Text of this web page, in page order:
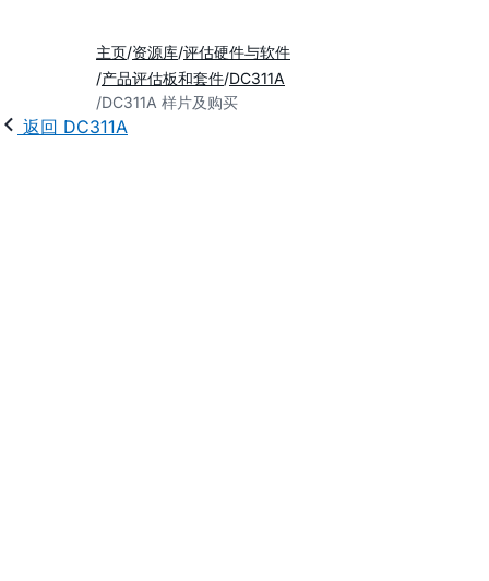
主页 资源库 评估硬件与软件
产品评估板和套件 DC311A
DC311A 样片及购买
返回 DC311A